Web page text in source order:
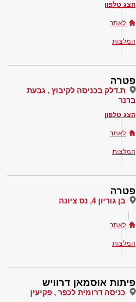
הצג טלפון
לאתר
המלצות
פטרה
ת.דלק בכניסה לקיבוץ , גבעת
ברנר
הצג טלפון
לאתר
המלצות
פטרה
בן גוריון 4, נס ציונה
לאתר
המלצות
פיתות אוסמאן דרוויש
כניסה דרומית לכפר , פקיעין